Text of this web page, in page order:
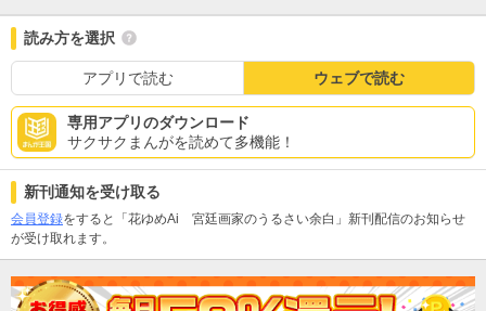
読み方を選択
アプリで読む ウェブで読む
専用アプリのダウンロード
サクサクまんがを読めて多機能！
新刊通知を受け取る
会員登録をすると「花ゆめAi 宮廷画家のうるさい余白」新刊配信のお知らせ
が受け取れます。